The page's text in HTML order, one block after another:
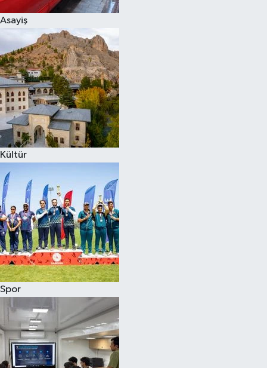
Asayiş
Kültür
Spor